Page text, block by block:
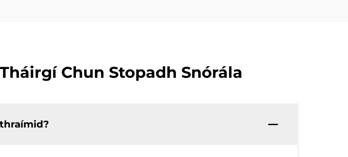
Chun Stopadh Snórála